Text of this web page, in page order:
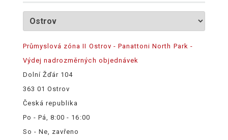
Průmyslová zóna II Ostrov - Panattoni North Park -
Výdej nadrozměrných objednávek
Dolní Žďár 104
363 01 Ostrov
Česká republika
Po - Pá, 8:00 - 16:00
So - Ne, zavřeno